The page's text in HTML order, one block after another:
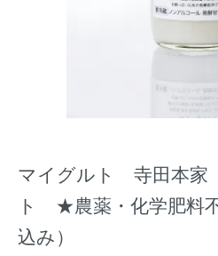
マイグルト 寺田本
ト ★農薬・化学肥料
込み）